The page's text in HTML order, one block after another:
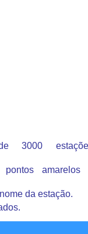
3000
amarelos
da estação.